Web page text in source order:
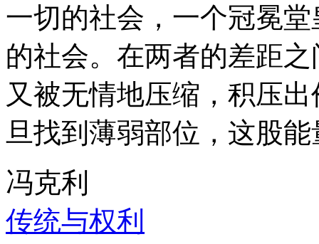
一切的社会，一个冠冕
的社会。在两者的差距
又被无情地压缩，积压
旦找到薄弱部位，这股
冯克利
传统与权利